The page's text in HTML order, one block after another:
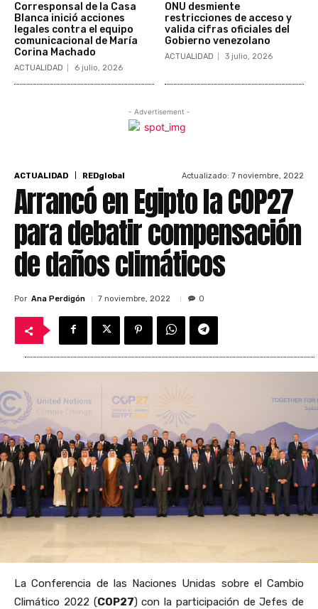
Corresponsal de la Casa
Blanca inició acciones
legales contra el equipo
comunicacional de María
Corina Machado
ACTUALIDAD 6 julio, 2026
ONU desmiente
restricciones de acceso y
valida cifras oficiales del
Gobierno venezolano
ACTUALIDAD 3 julio, 2026
- Advertisement -